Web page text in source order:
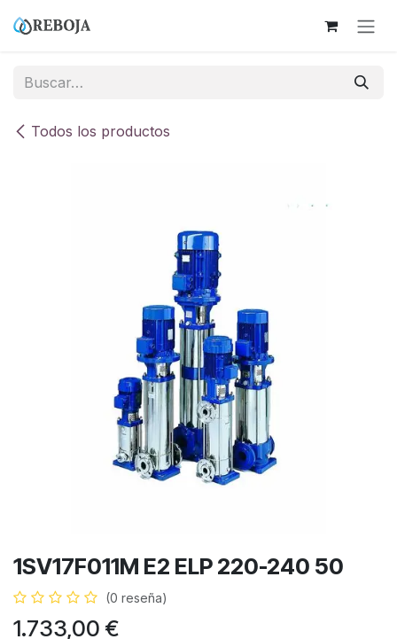
Todos los productos
1SV17F011M E2 ELP 220-240 50
(0 reseña)
1.733,00 €